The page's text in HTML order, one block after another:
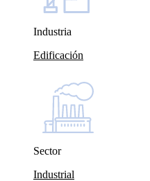
Industria
Edificación
Sector
Industrial